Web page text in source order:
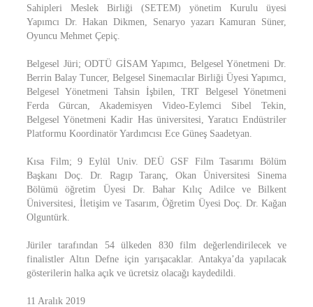
Sahipleri Meslek Birliği (SETEM) yönetim Kurulu üyesi
Yapımcı Dr. Hakan Dikmen, Senaryo yazarı Kamuran Süner,
Oyuncu Mehmet Çepiç.
Belgesel Jüri; ODTÜ GİSAM Yapımcı, Belgesel Yönetmeni Dr.
Berrin Balay Tuncer, Belgesel Sinemacılar Birliği Üyesi Yapımcı,
Belgesel Yönetmeni Tahsin İşbilen, TRT Belgesel Yönetmeni
Ferda Gürcan, Akademisyen Video-Eylemci Sibel Tekin,
Belgesel Yönetmeni Kadir Has üniversitesi, Yaratıcı Endüstriler
Platformu Koordinatör Yardımcısı Ece Güneş Saadetyan.
Kısa Film; 9 Eylül Univ. DEÜ GSF Film Tasarımı Bölüm
Başkanı Doç. Dr. Ragıp Taranç, Okan Üniversitesi Sinema
Bölümü öğretim Üyesi Dr. Bahar Kılıç Adilce ve Bilkent
Üniversitesi, İletişim ve Tasarım, Öğretim Üyesi Doç. Dr. Kağan
Olguntürk.
Jüriler tarafından 54 ülkeden 830 film değerlendirilecek ve
finalistler Altın Defne için yarışacaklar. Antakya’da yapılacak
gösterilerin halka açık ve ücretsiz olacağı kaydedildi.
11 Aralık 2019